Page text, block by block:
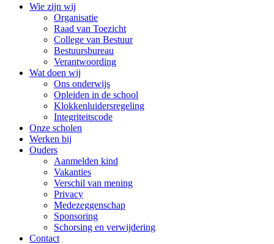
Wie zijn wij
Organisatie
Raad van Toezicht
College van Bestuur
Bestuursbureau
Verantwoording
Wat doen wij
Ons onderwijs
Opleiden in de school
Klokkenluidersregeling
Integriteitscode
Onze scholen
Werken bij
Ouders
Aanmelden kind
Vakanties
Verschil van mening
Privacy
Medezeggenschap
Sponsoring
Schorsing en verwijdering
Contact